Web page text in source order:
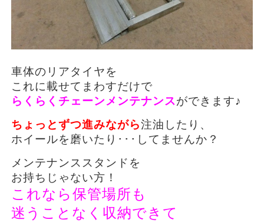
車体のリアタイヤを
これに載せてまわすだけで
らくらくチェーンメンテナンスができます♪
ちょっとずつ進みながら注油したり、
ホイールを磨いたり･･･してませんか？
メンテナンススタンドを
お持ちじゃない方！
これなら保管場所も
迷うことなく収納できて